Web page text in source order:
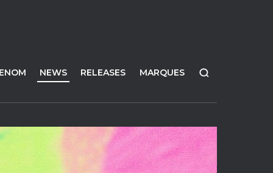
NEWS RELEASES MARQUES